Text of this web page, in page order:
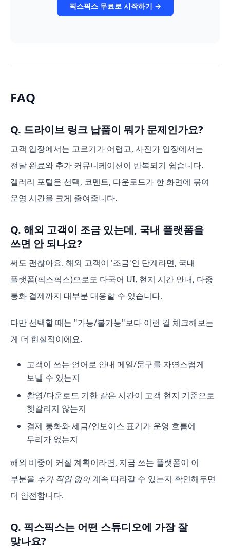
픽스픽스 무료로 시작하기 →
FAQ
Q. 드라이브 링크 납품이 뭐가 문제인가요?
고객 입장에서는 고르기가 어렵고, 사진가 입장에서는
전달 완료와 추가 커뮤니케이션이 반복되기 쉽습니다.
갤러리 포털은 선택, 코멘트, 다운로드가 한 화면에 묶여
운영 시간을 크게 줄여줍니다.
Q. 해외 고객이 조금 있는데, 국내 플랫폼을
쓰면 안 되나요?
써도 괜찮아요. 해외 고객이 '조금'인 단계라면, 국내
플랫폼(픽스픽스)으로도 다국어 UI, 현지 시간 안내, 다중
통화 결제까지 대부분 대응할 수 있습니다.
다만 선택할 때는 "가능/불가능"보다 이런 걸 체크해보는
게 더 현실적이에요.
고객이 쓰는 언어로 안내 메일/문구를 자연스럽게
보낼 수 있는지
촬영/다운로드 기한 같은 시간이 고객 현지 기준으로
헷갈리지 않는지
결제 통화와 세금/인보이스 표기가 운영 흐름에
무리가 없는지
해외 비중이 커질 계획이라면, 지금 쓰는 플랫폼이 이
부분을 추가 작업 없이계속 따라갈 수 있는지 확인해두면
더 안전합니다.
Q. 픽스픽스는 어떤 스튜디오에 가장 잘
맞나요?